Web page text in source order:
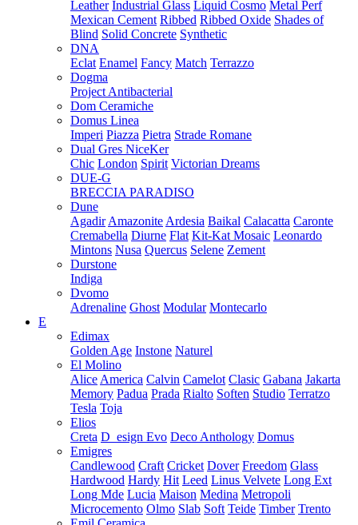
Leather Industrial Glass Liquid Cosmo Metal Perf
Mexican Cement Ribbed Ribbed Oxide Shades of
Blind Solid Concrete Synthetic
DNA
Eclat Enamel Fancy Match Terrazzo
Dogma
Project Antibacterial
Dom Ceramiche
Domus Linea
Imperi Piazza Pietra Strade Romane
Dual Gres NiceKer
Chic London Spirit Victorian Dreams
DUE-G
BRECCIA PARADISO
Dune
Agadir Amazonite Ardesia Baikal Calacatta Caronte
Cremabella Diurne Flat Kit-Kat Mosaic Leonardo
Mintons Nusa Quercus Selene Zement
Durstone
Indiga
Dvomo
Adrenaline Ghost Modular Montecarlo
E
Edimax
Golden Age Instone Naturel
El Molino
Alice America Calvin Camelot Clasic Gabana Jakarta
Memory Padua Prada Rialto Soften Studio Terratzo
Tesla Toja
Elios
Creta D_esign Evo Deco Anthology Domus
Emigres
Candlewood Craft Cricket Dover Freedom Glass
Hardwood Hardy Hit Leed Linus Velvete Long Ext
Long Mde Lucia Maison Medina Metropoli
Microcemento Olmo Slab Soft Teide Timber Trento